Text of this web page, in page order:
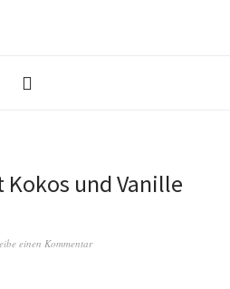
und Vanille
einen Kommentar